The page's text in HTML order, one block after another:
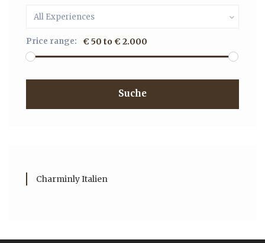
All Experiences
Price range: € 50 to € 2.000
Suche
Charminly Italien